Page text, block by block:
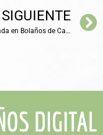
SIGUIENTE
Presentada en Bolaños de Calatrava la III Edición del festival de artes en la calle, “Berenguela Festival”.